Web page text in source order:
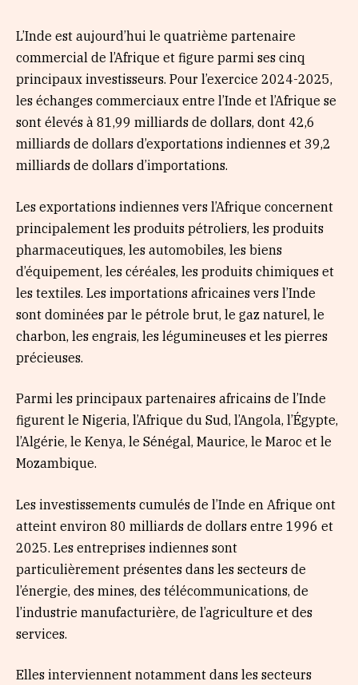
L’Inde est aujourd’hui le quatrième partenaire
commercial de l’Afrique et figure parmi ses cinq
principaux investisseurs. Pour l’exercice 2024-2025,
les échanges commerciaux entre l’Inde et l’Afrique se
sont élevés à 81,99 milliards de dollars, dont 42,6
milliards de dollars d’exportations indiennes et 39,2
milliards de dollars d’importations.
Les exportations indiennes vers l’Afrique concernent
principalement les produits pétroliers, les produits
pharmaceutiques, les automobiles, les biens
d’équipement, les céréales, les produits chimiques et
les textiles. Les importations africaines vers l’Inde
sont dominées par le pétrole brut, le gaz naturel, le
charbon, les engrais, les légumineuses et les pierres
précieuses.
Parmi les principaux partenaires africains de l’Inde
figurent le Nigeria, l’Afrique du Sud, l’Angola, l’Égypte,
l’Algérie, le Kenya, le Sénégal, Maurice, le Maroc et le
Mozambique.
Les investissements cumulés de l’Inde en Afrique ont
atteint environ 80 milliards de dollars entre 1996 et
2025. Les entreprises indiennes sont
particulièrement présentes dans les secteurs de
l’énergie, des mines, des télécommunications, de
l’industrie manufacturière, de l’agriculture et des
services.
Elles interviennent notamment dans les secteurs